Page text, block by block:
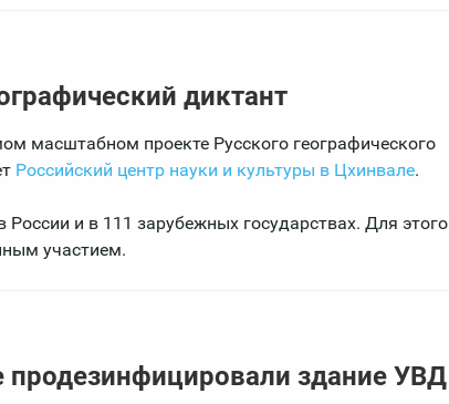
диктант
масштабном проекте Русского географического
Российский центр науки и культуры в Цхинвале.
и в 111 зарубежных государствах. Для этого
участием.
здание УВД